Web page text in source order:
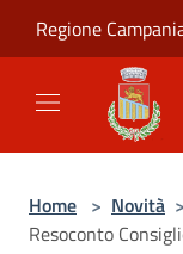
Regione
Home > Novità >
Resoconto